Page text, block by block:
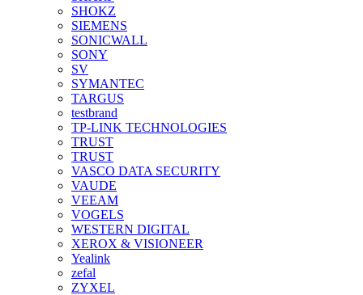
SHOKZ
SIEMENS
SONICWALL
SONY
SV
SYMANTEC
TARGUS
testbrand
TP-LINK TECHNOLOGIES
TRUST
TRUST
VASCO DATA SECURITY
VAUDE
VEEAM
VOGELS
WESTERN DIGITAL
XEROX & VISIONEER
Yealink
zefal
ZYXEL